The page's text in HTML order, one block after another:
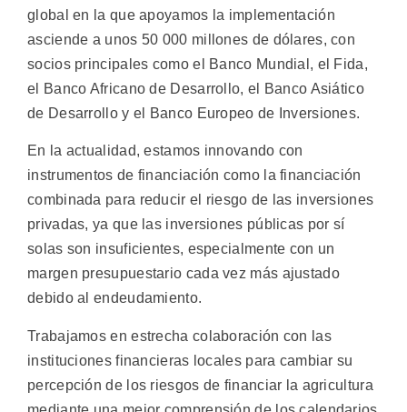
global en la que apoyamos la implementación
asciende a unos 50 000 millones de dólares, con
socios principales como el Banco Mundial, el Fida,
el Banco Africano de Desarrollo, el Banco Asiático
de Desarrollo y el Banco Europeo de Inversiones.
En la actualidad, estamos innovando con
instrumentos de financiación como la financiación
combinada para reducir el riesgo de las inversiones
privadas, ya que las inversiones públicas por sí
solas son insuficientes, especialmente con un
margen presupuestario cada vez más ajustado
debido al endeudamiento.
Trabajamos en estrecha colaboración con las
instituciones financieras locales para cambiar su
percepción de los riesgos de financiar la agricultura